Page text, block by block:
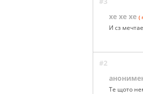
хе хе хе (
И сз
#2
Те щото